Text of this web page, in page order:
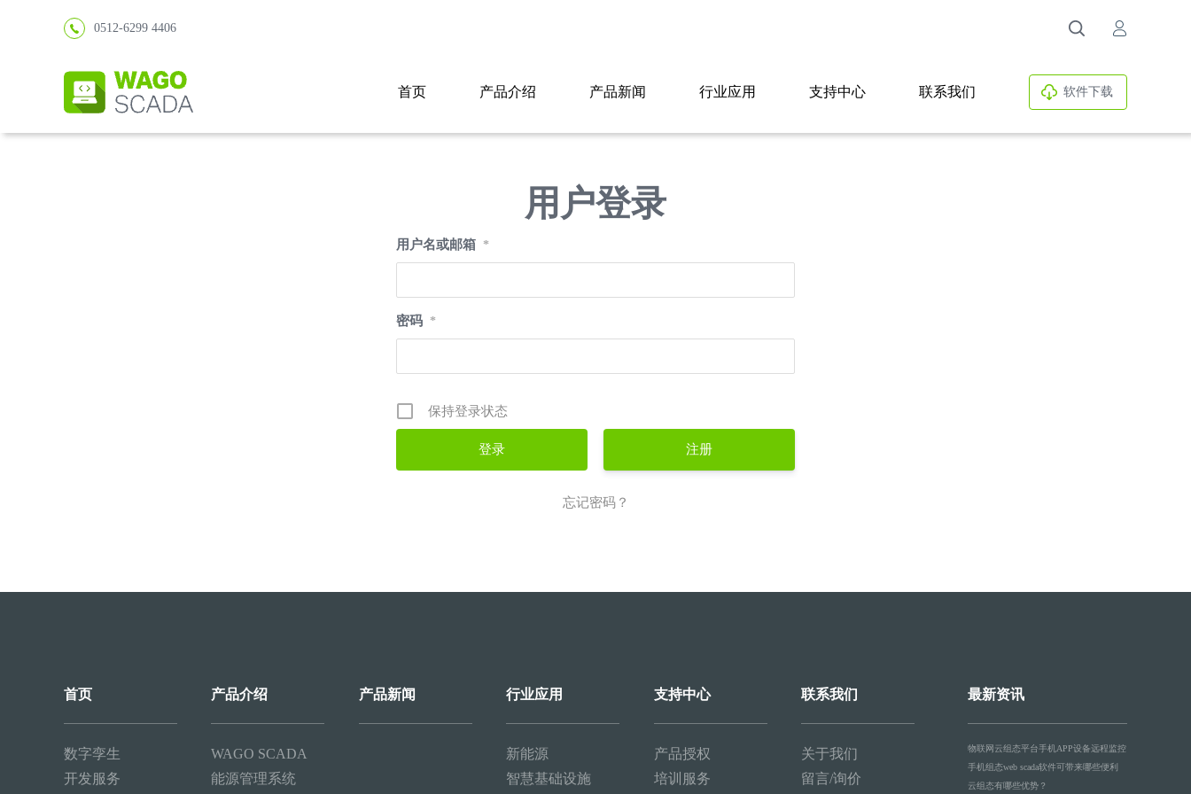
0512-6299 4406
首页 产品介绍 产品新闻 行业应用 支持中心 联系我们 软件下载
用户登录
用户名或邮箱 *
密码 *
保持登录状态
注册
忘记密码？
首页
数字孪生
开发服务
产品介绍
WAGO SCADA
能源管理系统
产品新闻 行业应用
新能源
智慧基础设施
支持中心
产品授权
培训服务
联系我们
关于我们
留言/询价
最新资讯
物联网云组态平台手机APP设备远程监控
手机组态web scada软件可带来哪些便利
云组态有哪些优势？